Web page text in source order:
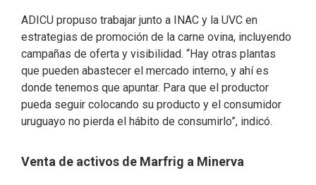
ADICU propuso trabajar junto a INAC y la UVC en
estrategias de promoción de la carne ovina, incluyendo
campañas de oferta y visibilidad. “Hay otras plantas
que pueden abastecer el mercado interno, y ahí es
donde tenemos que apuntar. Para que el productor
pueda seguir colocando su producto y el consumidor
uruguayo no pierda el hábito de consumirlo”, indicó.
Venta de activos de Marfrig a Minerva